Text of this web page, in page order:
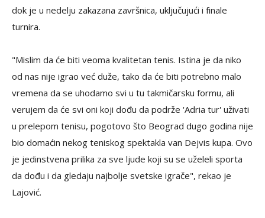
dok je u nedelju zakazana završnica, uključujući i finale
turnira.
"Mislim da će biti veoma kvalitetan tenis. Istina je da niko
od nas nije igrao već duže, tako da će biti potrebno malo
vremena da se uhodamo svi u tu takmičarsku formu, ali
verujem da će svi oni koji dođu da podrže 'Adria tur' uživati
u prelepom tenisu, pogotovo što Beograd dugo godina nije
bio domaćin nekog teniskog spektakla van Dejvis kupa. Ovo
je jedinstvena prilika za sve ljude koji su se uželeli sporta
da dođu i da gledaju najbolje svetske igrače", rekao je
Lajović.